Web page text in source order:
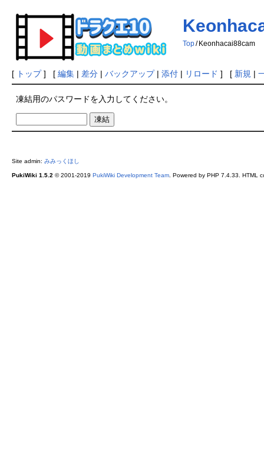
Top / Keonhacai88cam
[ トップ] [ 編集| 差分| バックアップ| 添付| リロード ] [ 新規 |
凍結用のパスワードを入力してください。
Site admin: みみっくほし
PukiWiki 1.5.2© 2001-2019 PukiWiki Development Team. Powered by PHP 7.4.33. HTML